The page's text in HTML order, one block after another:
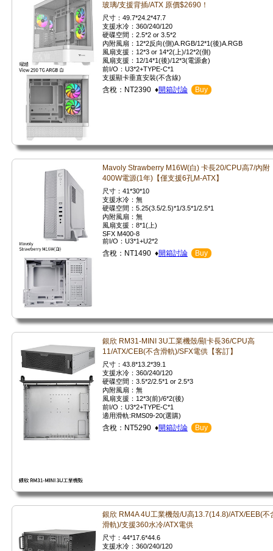
玻璃/支援背插/ATX 原價$2690！
尺寸：49.7*24.2*47.7
支援水冷：360/240/120
硬碟空間：2.5*2 or 3.5*2
內附風扇：12*2反向(側)A.RGB/12*1(後)A.RGB
風扇支援：12*3 or 14*2(上)/12*2(側)
風扇支援：12/14*1(後)/12*3(電源倉)
前I/O：U3*2+TYPE-C*1
支援顯卡垂直安裝(不含線)
含稅：NT2390 ♦開箱討論 Buy
Mavoly Strawberry M16W(白) 卡長20/CPU高7/內附
400W電源(1年)【僅支援6孔M-ATX】
尺寸：41*30*10
支援水冷：無
硬碟空間：5.25(3.5/2.5)*1/3.5*1/2.5*1
內附風扇：無
風扇支援：8*1(上)
SFX M400-8
前I/O：U3*1+U2*2
含稅：NT1490 ♦開箱討論 Buy
銀欣 RM31-MINI 3U工業機殼/顯卡長36/CPU高
11/ATX/CEB(不含滑軌)/SFX電供【客訂】
尺寸：43.8*13.2*39.1
支援水冷：360/240/120
硬碟空間：3.5*2/2.5*1 or 2.5*3
內附風扇：無
風扇支援：12*3(前)/6*2(後)
前I/O：U3*2+TYPE-C*1
適用滑軌:RMS09-20(選購)
含稅：NT5290 ♦開箱討論 Buy
銀欣 RM4A 4U工業機殼/U高13.7(14.8)/ATX/EEB(不
滑軌)/支援360水冷/ATX電供
尺寸：44*17.6*44.6
支援水冷：360/240/120